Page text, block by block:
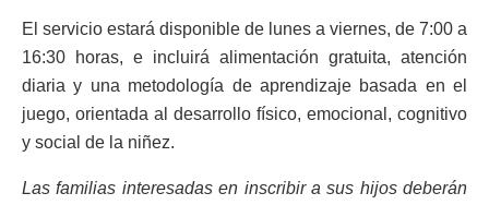
El servicio estará disponible de lunes a viernes, de 7:00 a
16:30 horas, e incluirá alimentación gratuita, atención
diaria y una metodología de aprendizaje basada en el
juego, orientada al desarrollo físico, emocional, cognitivo
y social de la niñez.
Las familias interesadas en inscribir a sus hijos deberán